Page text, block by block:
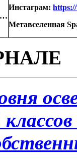
Инстаграм:
Метавселенная